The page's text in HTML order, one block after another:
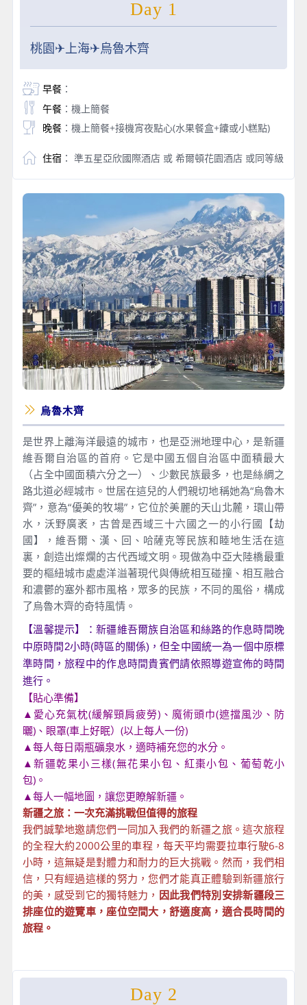
Day 1
桃園✈上海✈烏魯木齊
早餐：
午餐：機上簡餐
晚餐：機上簡餐+接機宵夜點心(水果餐盒+饢或小糕點)
住宿 ： 準五星亞欣國際酒店 或 希爾頓花園酒店 或同等級
烏魯木齊
是世界上離海洋最遠的城市，也是亞洲地理中心，是新疆
維吾爾自治區的首府。它是中國五個自治區中面積最大
（占全中國面積六分之一）、少數民族最多，也是絲綢之
路北道必經城市。世居在這兒的人們親切地稱她為“烏魯木
齊”，意為“優美的牧場”，它位於美麗的天山北麓，環山帶
水，沃野廣袤，古曾是西域三十六國之一的小行國【劫
國】，維吾爾、漢、回、哈薩克等民族和睦地生活在這
裏，創造出燦爛的古代西域文明。現做為中亞大陸橋最重
要的樞紐城市處處洋溢著現代與傳統相互碰撞、相互融合
和濃鬱的塞外都市風格，眾多的民族，不同的風俗，構成
了烏魯木齊的奇特風情。
【溫馨提示】：新疆維吾爾族自治區和絲路的作息時間晚
中原時間2小時(時區的關係)，但全中國統一為一個中原標
準時間，旅程中的作息時間貴賓們請依照導遊宣佈的時間
進行。
【貼心準備】
▲愛心充氣枕(緩解頸肩疲勞)、魔術頭巾(遮擋風沙、防
曬)、眼罩(車上好眠）(以上每人一份)
▲每人每日兩瓶礦泉水，適時補充您的水分。
▲新疆乾果小三樣(無花果小包、紅棗小包、葡萄乾小
包)。
▲每人一幅地圖，讓您更瞭解新疆。
新疆之旅：一次充滿挑戰但值得的旅程
我們誠摯地邀請您們一同加入我們的新疆之旅。這次旅程
的全程大約2000公里的車程，每天平均需要拉車行駛6-8
小時，這無疑是對體力和耐力的巨大挑戰。然而，我們相
信，只有經過這樣的努力，您們才能真正體驗到新疆旅行
的美，感受到它的獨特魅力， 因此我們特別安排新疆段三
排座位的遊覽車，座位空間大，舒適度高，適合長時間的
旅程。
Day 2